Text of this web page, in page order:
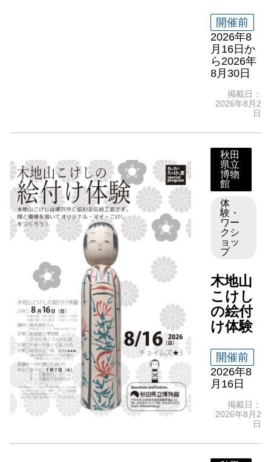
開催前
2026年8
月16日 か
ら2026年
8月30日
掲載日：
2026年8月2
日
秋田
県立
博物
館
体
験・
ワー
クシ
ョッ
プ
木地山
こけし
の絵付
け体験
開催前
2026年8
月16日
掲載日：
2026年8月2
日